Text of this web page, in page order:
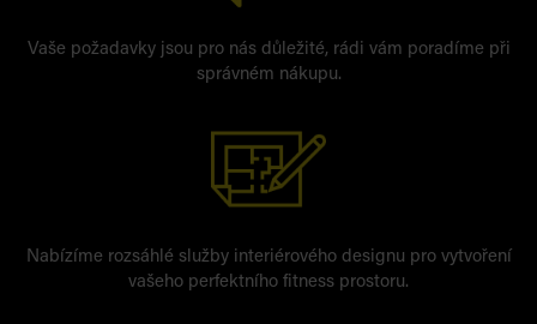
Vaše požadavky jsou pro nás důležité, rádi vám poradíme při
správném nákupu.
Nabízíme rozsáhlé služby interiérového designu pro vytvoření
vašeho perfektního fitness prostoru.